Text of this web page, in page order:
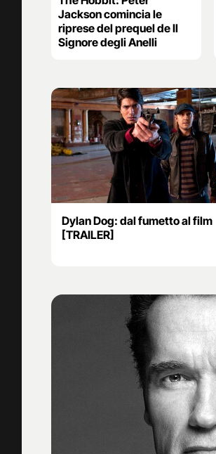
Jackson comincia le
riprese del prequel de Il
Signore degli Anelli
Dylan Dog: dal fumetto al film
[TRAILER]